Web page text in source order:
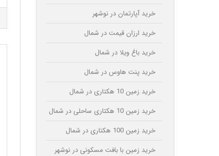
خرید آپارتمان در نوشهر
خرید ارزان قیمت در شمال
خرید باغ ویلا در شمال
خرید پنت هاوس در شمال
خرید زمین 10 هکتاری در شمال
خرید زمین 10 هکتاری ساحلی در شمال
خرید زمین 100 هکتاری در شمال
خرید زمین با بافت مسکونی در نوشهر